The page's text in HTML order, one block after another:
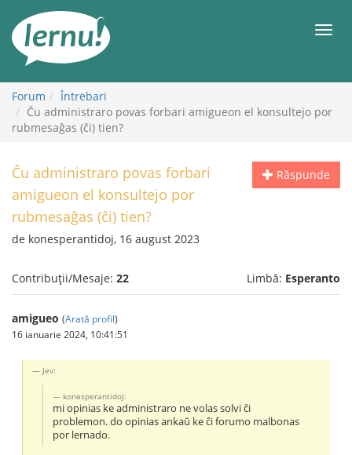
conținut
Forum
Întrebari
Ĉu administraro povas forbari amigueon el konsultejo por
rubmesaĝas (ĉi) tien?
Răspunde
Ĉu administraro povas forbari
amigueon el konsultejo por
rubmesaĝas (ĉi) tien?
de konesperantidoj, 16 august 2023
Contribuții/Mesaje: 22 Limbă: Esperanto
amigueo (Arată profil)
16 ianuarie 2024, 10:41:51
Jev:
konesperantidoj:
mi opinias ke administraro ne volas solvi ĉi
problemon. do opinias ankaŭ ke ĉi forumo malbonas
por lernado.